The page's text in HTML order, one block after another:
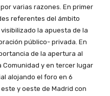
varias razones. En primer
referentes del ámbito
la apuesta de la
público- privada. En
de la apertura al
y en tercer lugar
alojando el foro en 6
y oeste de Madrid con